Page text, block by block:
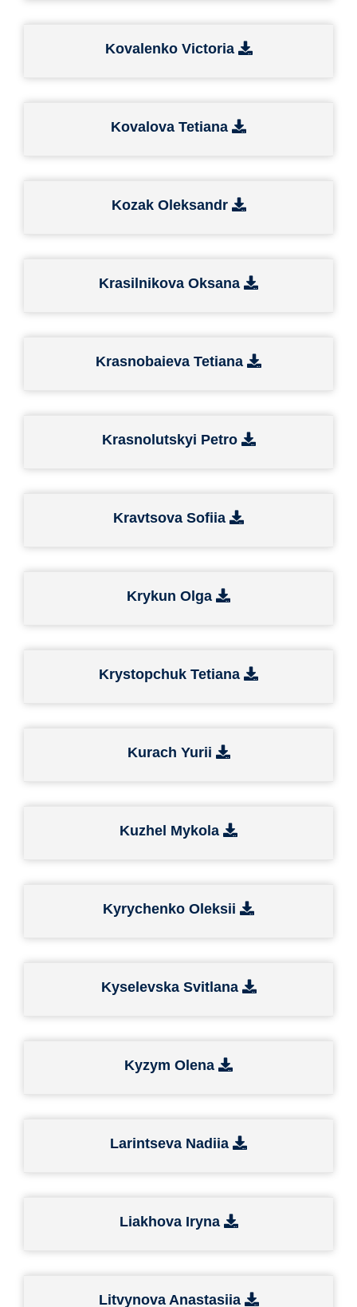
Kovalenko Victoria
Kovalova Tetiana
Kozak Oleksandr
Krasilnikova Oksana
Krasnobaieva Tetiana
Krasnolutskyi Petro
Kravtsova Sofiia
Krykun Olga
Krystopchuk Tetiana
Kurach Yurii
Kuzhel Mykola
Kyrychenko Oleksii
Kyselevska Svitlana
Kyzym Olena
Larintseva Nadiia
Liakhova Iryna
Litvynova Anastasiia